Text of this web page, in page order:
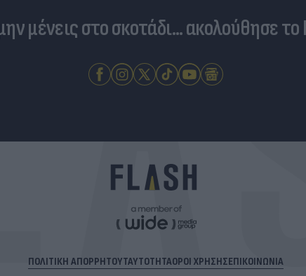
μένεις στο σκοτάδι... ακολούθησε
ΠΟΛΙΤΙΚΗ ΑΠΟΡΡΗΤΟΥΤΑΥΤΟΤΗΤΑΟΡΟΙ ΧΡΗΣΗΣΕΠΙΚΟΙΝΩΝΙΑ